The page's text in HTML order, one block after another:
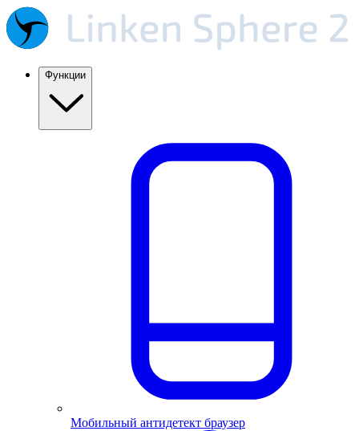
Функции
Мобильный антидетект браузер